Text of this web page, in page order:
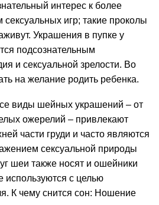
интерес к более
игр; такие проколы
Украшения в пупке у
подсознательным
и сексуальной зрелости. Во
на желание родить ребенка.
виды шейных украшений – от
ожерелий – привлекают
части груди и часто являются
сексуальной природы
шеи также носят и ошейники
используются с целью
К чему снится сон: Ношение